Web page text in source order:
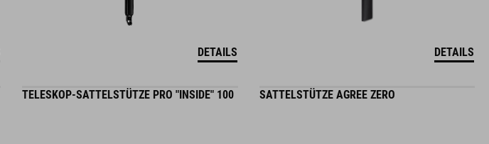
DETAILS DETAILS
TELESKOP-SATTELSTÜTZE PRO "INSIDE" 100 SATTELSTÜTZE AGREE ZERO